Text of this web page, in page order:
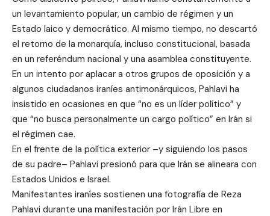
un levantamiento popular, un cambio de régimen y un
Estado laico y democrático. Al mismo tiempo, no descartó
el retorno de la monarquía, incluso constitucional, basada
en un referéndum nacional y una asamblea constituyente.
En un intento por aplacar a otros grupos de oposición y a
algunos ciudadanos iraníes antimonárquicos, Pahlavi ha
insistido en ocasiones en que “no es un líder político” y
que “no busca personalmente un cargo político” en Irán si
el régimen cae.
En el frente de la política exterior –y siguiendo los pasos
de su padre– Pahlavi presionó para que Irán se alineara con
Estados Unidos e Israel.
Manifestantes iraníes sostienen una fotografía de Reza
Pahlavi durante una manifestación por Irán Libre en